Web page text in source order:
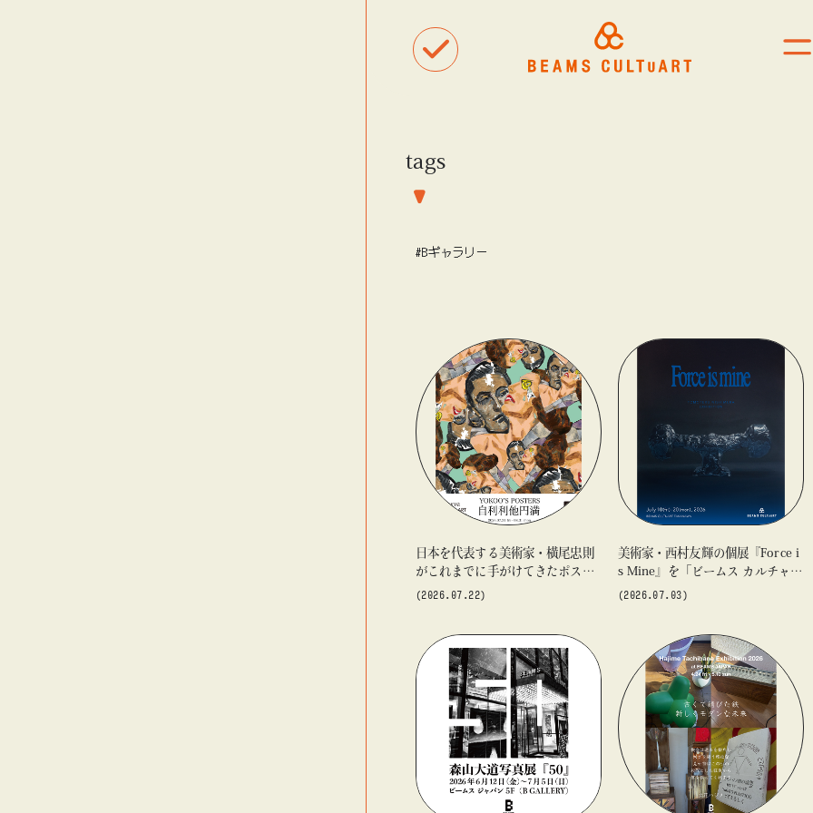
about
blog blog
#BEAMS RECORDS
#BEAMS T
#bPrビームス
#Bギャラリー
#TOKYO CULTUART by BEAMS
#Tシャツ
#アート
#アートが生まれるところ
#アートフェア
#アイドル
#アトリエ #アニメ
#エンタメ
#ギャラリー
#グッズ
#デザイン
#ビームス カルチャー ト 高輪
#ビームス ジャパン
#モノ・カルチャー図録
#ライブ #レコード
#写真
#抽選販売
#現代アート #絵画
#美術館
tags
#Bギャラリー
日本を代表する美術家・横尾忠則
がこれまでに手がけてきたポスタ
ーや版画作品を集めた展示を〈B G
(2026.07.22)
美術家・西村友輝の個展『Force i
s Mine』を「ビームス カルチャー
ト 高輪」にて開催。本展のための
(2026.07.03)